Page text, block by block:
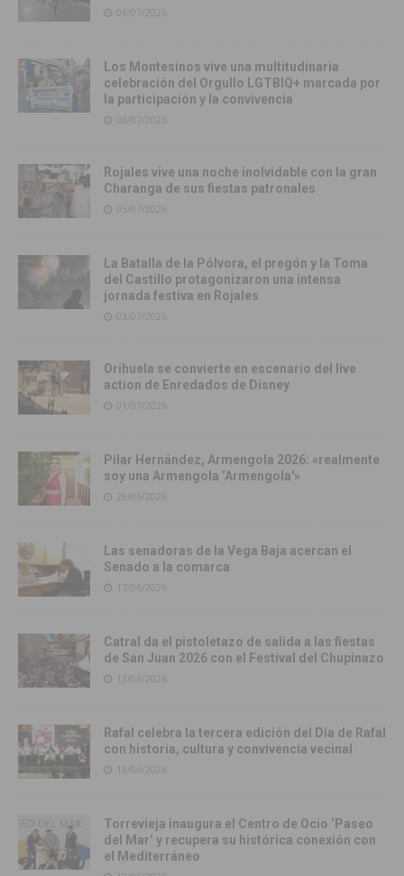
06/07/2026
Los Montesinos vive una multitudinaria
celebración del Orgullo LGTBIQ+ marcada por
la participación y la convivencia
06/07/2026
Rojales vive una noche inolvidable con la gran
Charanga de sus fiestas patronales
05/07/2026
La Batalla de la Pólvora, el pregón y la Toma
del Castillo protagonizaron una intensa
jornada festiva en Rojales
03/07/2026
Orihuela se convierte en escenario del live
action de Enredados de Disney
01/07/2026
Pilar Hernández, Armengola 2026: «realmente
soy una Armengola ‘Armengola'»
29/06/2026
Las senadoras de la Vega Baja acercan el
Senado a la comarca
17/06/2026
Catral da el pistoletazo de salida a las fiestas
de San Juan 2026 con el Festival del Chupinazo
13/06/2026
Rafal celebra la tercera edición del Día de Rafal
con historia, cultura y convivencia vecinal
13/06/2026
Torrevieja inaugura el Centro de Ocio ‘Paseo
del Mar’ y recupera su histórica conexión con
el Mediterráneo